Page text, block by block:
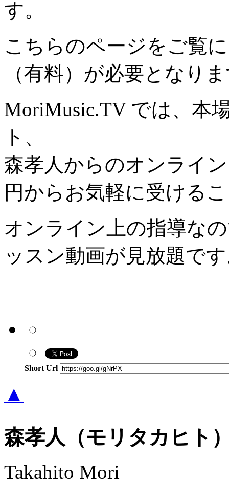
す。
こちらのページをご覧
（有料）が必要となり
MoriMusic.TV では、本
ト、
森孝人からのオンライ
円からお気軽に受ける
オンライン上の指導な
ッスン動画が見放題で
Short Url
▲
森孝人（モリタカヒト
Takahito Mori